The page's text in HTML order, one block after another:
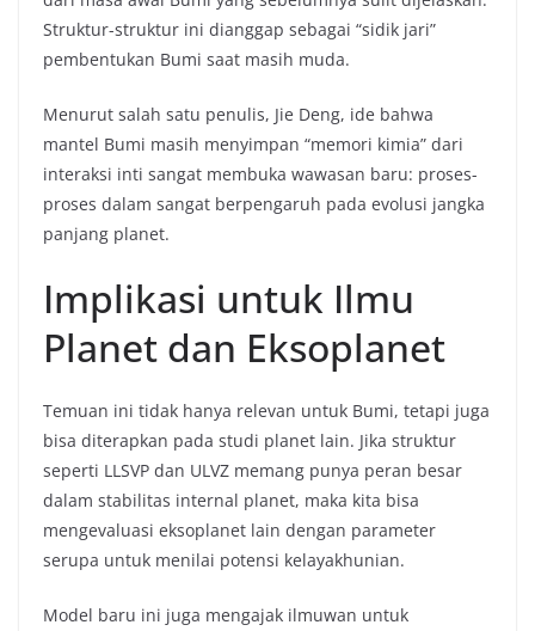
Struktur-struktur ini dianggap sebagai “sidik jari”
pembentukan Bumi saat masih muda.
Menurut salah satu penulis, Jie Deng, ide bahwa
mantel Bumi masih menyimpan “memori kimia” dari
interaksi inti sangat membuka wawasan baru: proses-
proses dalam sangat berpengaruh pada evolusi jangka
panjang planet.
Implikasi untuk Ilmu
Planet dan Eksoplanet
Temuan ini tidak hanya relevan untuk Bumi, tetapi juga
bisa diterapkan pada studi planet lain. Jika struktur
seperti LLSVP dan ULVZ memang punya peran besar
dalam stabilitas internal planet, maka kita bisa
mengevaluasi eksoplanet lain dengan parameter
serupa untuk menilai potensi kelayakhunian.
Model baru ini juga mengajak ilmuwan untuk